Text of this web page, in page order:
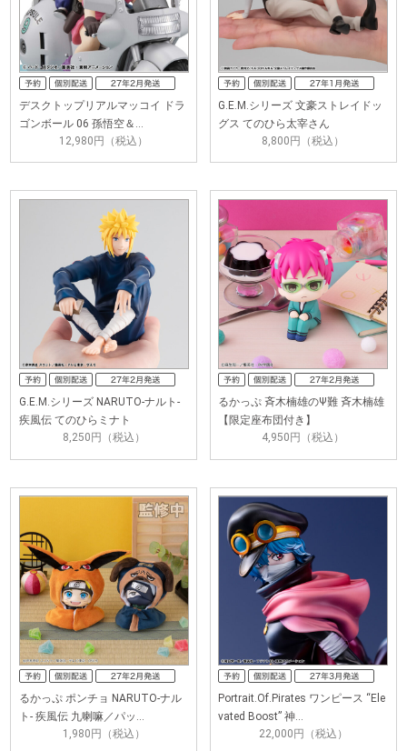
デスクトップリアルマッコイ ドラ
ゴンボール 06 孫悟空＆…
12,980円（税込）
G.E.M.シリーズ 文豪ストレイドッ
グス てのひら太宰さん
8,800円（税込）
G.E.M.シリーズ NARUTO-ナルト-
疾風伝 てのひらミナト
8,250円（税込）
るかっぷ 斉木楠雄のΨ難 斉木楠雄
【限定座布団付き】
4,950円（税込）
るかっぷ ポンチョ NARUTO-ナル
ト- 疾風伝 九喇嘛／パッ…
1,980円（税込）
Portrait.Of.Pirates ワンピース “Ele
vated Boost” 神…
22,000円（税込）